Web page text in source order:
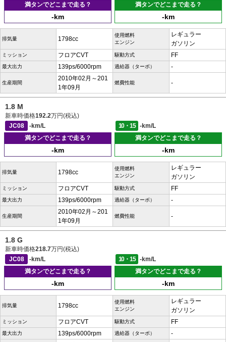
満タンでどこまで走る？
-km
満タンでどこまで走る？
-km
排気量 1798cc
使用燃料
エンジン
レギュラー
ガソリン
ミッション フロアCVT 駆動方式 FF
最大出力 139ps/6000rpm 過給器（ターボ） -
生産期間
2010年02月～201
1年09月
燃費性能 -
1.8 M
新車時価格192.2万円(税込)
JC08
-km/L 10・15
-km/L
満タンでどこまで走る？
-km
満タンでどこまで走る？
-km
排気量 1798cc
使用燃料
エンジン
レギュラー
ガソリン
ミッション フロアCVT 駆動方式 FF
最大出力 139ps/6000rpm 過給器（ターボ） -
生産期間
2010年02月～201
1年09月
燃費性能 -
1.8 G
新車時価格218.7万円(税込)
JC08
-km/L 10・15
-km/L
満タンでどこまで走る？
-km
満タンでどこまで走る？
-km
排気量 1798cc
使用燃料
エンジン
レギュラー
ガソリン
ミッション フロアCVT 駆動方式 FF
最大出力 139ps/6000rpm 過給器（ターボ） -